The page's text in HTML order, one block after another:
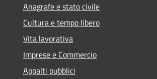
Anagrafe e stato civile
Cultura e tempo libero
Vita lavorativa
Imprese e Commercio
Appalti pubblici